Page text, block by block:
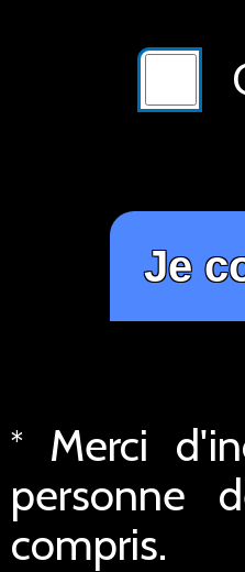
*
Merci
personne
compris.